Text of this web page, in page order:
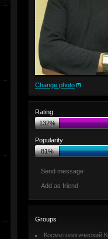
Change photo
Rating
132%
Popularity
81%
Send message
Add as friend
Groups
Косметологический